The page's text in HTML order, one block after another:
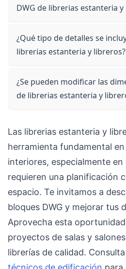
DWG de librerias estanteria
¿Qué tipo de detalles se
librerias estanteria y libreros?
¿Se pueden modificar las
de librerias estanteria y
Las librerias estanteria y
herramienta fundamental
interiores, especialmente
requieren una planificación
espacio. Te invitamos a
bloques DWG y mejorar tus
Aprovecha esta
proyectos de salas y
librerías de calidad. Consulta